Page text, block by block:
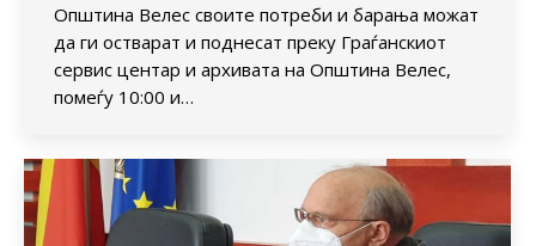
Општина Велес своите потреби и барања можат
да ги остварат и поднесат преку Граѓанскиот
сервис центар и архивата на Општина Велес,
помеѓу 10:00 и…